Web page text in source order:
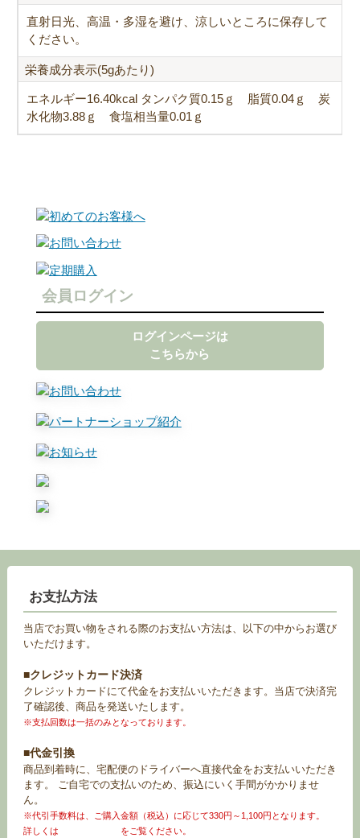
直射日光、高温・多湿を避け、涼しいところに保存して
ください。
栄養成分表示(5gあたり)
エネルギー16.40kcal タンパク質0.15ｇ 脂質0.04ｇ 炭
水化物3.88ｇ 食塩相当量0.01ｇ
会員ログイン
ログインページは
こちらから
お支払方法
当店でお買い物をされる際のお支払い方法は、以下の中からお選び
いただけます。
■クレジットカード決済
クレジットカードにて代金をお支払いいただきます。当店で決済完
了確認後、商品を発送いたします。
※支払回数は一括のみとなっております。
■代金引換
商品到着時に、宅配便のドライバーへ直接代金をお支払いいただき
ます。 ご自宅での支払いのため、振込にいく手間がかかりませ
ん。
※代引手数料は、ご購入金額（税込）に応じて330円～1,100円となります。
詳しくは
をご覧ください。